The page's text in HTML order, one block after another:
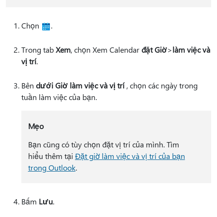
Chọn .
Trong tabXem, chọn Xem Calendarđặt Giờ>làm việc và
vị trí.
Bên dưới Giờ làm việc và vị trí, chọn các ngày trong
tuần làm việc của bạn.
Mẹo
Bạn cũng có tùy chọn đặt vị trí của mình. Tìm
hiểu thêm tại Đặt giờ làm việc và vị trí của bạn
trong Outlook.
Bấm Lưu.